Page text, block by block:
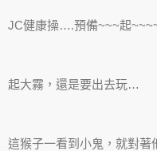
JC健康操….預備~~~起
起大霧，還是要出去玩…
這猴子一看到小鬼，就對著